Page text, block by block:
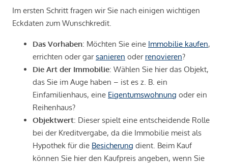
Im ersten Schritt fragen wir Sie nach einigen wichtigen
Eckdaten zum Wunschkredit.
Das Vorhaben: Möchten Sie eine Immobilie kaufen,
errichten oder garsanieren oder renovieren?
Die Art der Immobilie: Wählen Sie hier das Objekt,
das Sie im Auge haben – ist es z. B. ein
Einfamilienhaus, eine Eigentumswohnung oder ein
Reihenhaus?
Objektwert: Dieser spielt eine entscheidende Rolle
bei der Kreditvergabe, da die Immobilie meist als
Hypothek für die Besicherung dient. Beim Kauf
können Sie hier den Kaufpreis angeben, wenn Sie